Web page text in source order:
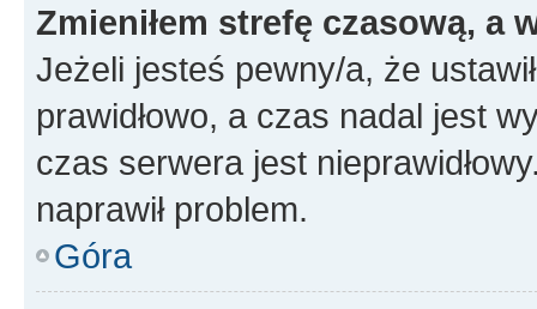
Zmieniłem strefę czasową, a
Jeżeli jesteś pewny/a, że
prawidłowo, a czas nadal jest
czas serwera jest
naprawił problem.
Góra